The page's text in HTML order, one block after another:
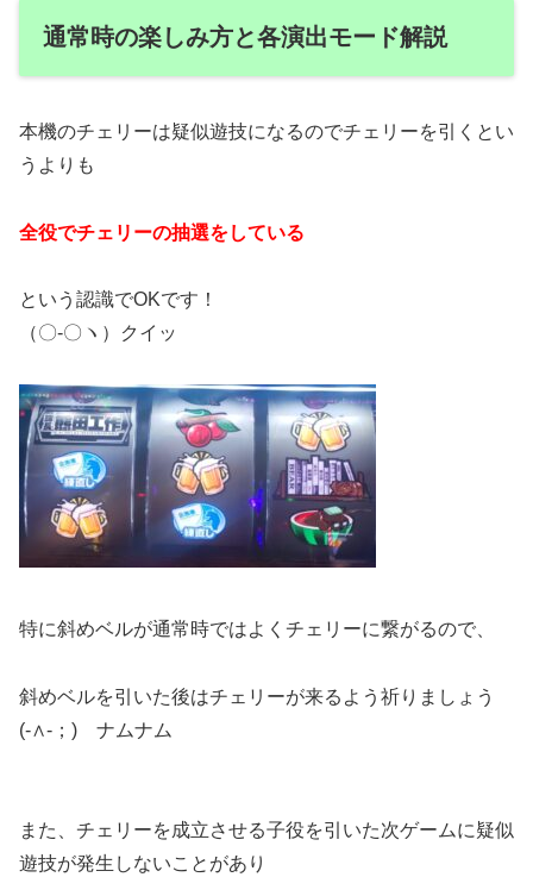
通常時の楽しみ方と各演出モード解説
本機のチェリーは疑似遊技になるのでチェリーを引くとい
うよりも
全役でチェリーの抽選をしている
という認識でOKです！
（〇-〇ヽ）クイッ
特に斜めベルが通常時ではよくチェリーに繋がるので、
斜めベルを引いた後はチェリーが来るよう祈りましょう
(-∧-；) ナムナム
また、チェリーを成立させる子役を引いた次ゲームに疑似
遊技が発生しないことがあり